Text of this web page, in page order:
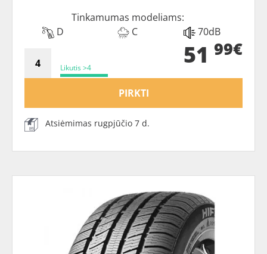
Tinkamumas modeliams:
D
C 70dB
Likutis >4 51 99€
PIRKTI
Atsiėmimas rugpjūčio 7 d.